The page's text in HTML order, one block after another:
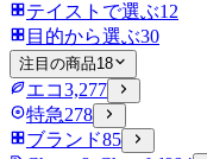
テイストで選ぶ12
目的から選ぶ30
注目の商品18
エコ3,277
特急278
ブランド85